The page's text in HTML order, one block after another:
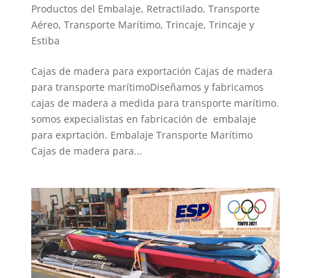
Productos del Embalaje, Retractilado, Transporte
Aéreo, Transporte Marítimo, Trincaje, Trincaje y
Estiba
Cajas de madera para exportación Cajas de madera
para transporte marítimoDiseñamos y fabricamos
cajas de madera a medida para transporte marítimo.
somos expecialistas en fabricación de embalaje
para exprtación. Embalaje Transporte Marítimo
Cajas de madera para...